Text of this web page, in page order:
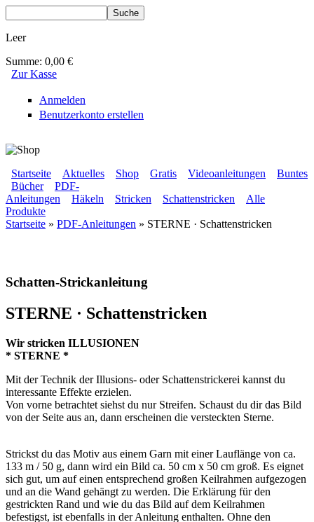
Leer
Summe: 0,00 €
Zur Kasse
Anmelden
Benutzerkonto erstellen
BLUMENBUNT VERLAG
Sekundärmenü
Startseite Aktuelles Shop Gratis Videoanleitungen Buntes
Hauptmenü
Bücher
PDF-
Anleitungen
Häkeln Stricken Schattenstricken
Alle
Produkte
Startseite » PDF-Anleitungen » STERNE · Schattenstricken
Schatten-Strickanleitung
STERNE · Schattenstricken
Wir stricken ILLUSIONEN
* STERNE *
Mit der Technik der Illusions- oder Schattenstrickerei kannst du
interessante Effekte erzielen.
Von vorne betrachtet siehst du nur Streifen. Schaust du dir das Bild
von der Seite aus an, dann erscheinen die versteckten Sterne.
Strickst du das Motiv aus einem Garn mit einer Lauflänge von ca.
133 m / 50 g, dann wird ein Bild ca. 50 cm x 50 cm groß. Es eignet
sich gut, um auf einen entsprechend großen Keilrahmen aufgezogen
und an die Wand gehängt zu werden. Die Erklärung für den
gestrickten Rand und wie du das Bild auf dem Keilrahmen
befestigst, ist ebenfalls in der Anleitung enthalten. Ohne den